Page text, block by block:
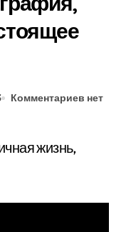
Комментариев нет